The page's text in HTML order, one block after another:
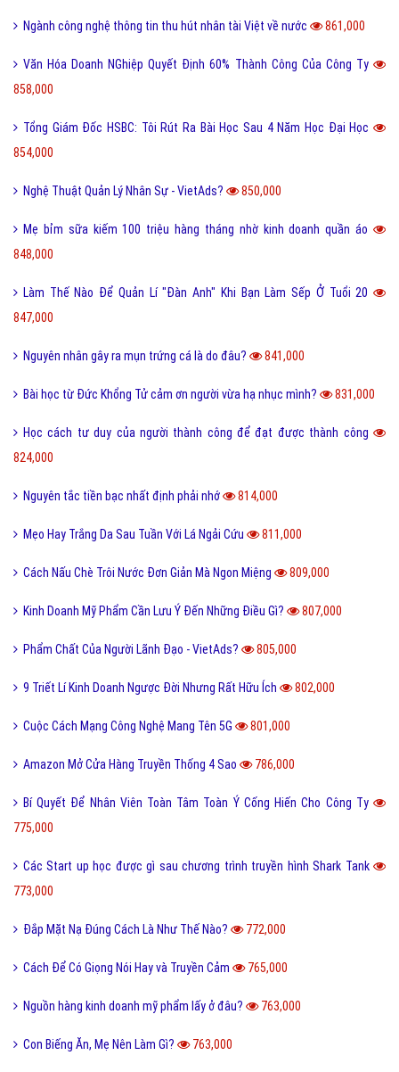
Ngành công nghệ thông tin thu hút nhân tài Việt về nước 861,000
Văn Hóa Doanh NGhiệp Quyết Định 60% Thành Công Của Công Ty
858,000
Tổng Giám Đốc HSBC: Tôi Rút Ra Bài Học Sau 4 Năm Học Đại Học
854,000
Nghệ Thuật Quản Lý Nhân Sự - VietAds? 850,000
Mẹ bỉm sữa kiếm 100 triệu hàng tháng nhờ kinh doanh quần áo
848,000
Làm Thế Nào Để Quản Lí "Đàn Anh" Khi Bạn Làm Sếp Ở Tuổi 20
847,000
Nguyên nhân gây ra mụn trứng cá là do đâu? 841,000
Bài học từ Đức Khổng Tử cảm ơn người vừa hạ nhục mình? 831,000
Học cách tư duy của người thành công để đạt được thành công
824,000
Nguyên tắc tiền bạc nhất định phải nhớ 814,000
Mẹo Hay Trắng Da Sau Tuần Với Lá Ngải Cứu 811,000
Cách Nấu Chè Trôi Nước Đơn Giản Mà Ngon Miệng 809,000
Kinh Doanh Mỹ Phẩm Cần Lưu Ý Đến Những Điều Gì? 807,000
Phẩm Chất Của Người Lãnh Đạo - VietAds? 805,000
9 Triết Lí Kinh Doanh Ngược Đời Nhưng Rất Hữu Ích 802,000
Cuộc Cách Mạng Công Nghệ Mang Tên 5G 801,000
Amazon Mở Cửa Hàng Truyền Thống 4 Sao 786,000
Bí Quyết Để Nhân Viên Toàn Tâm Toàn Ý Cống Hiến Cho Công Ty
775,000
Các Start up học được gì sau chương trình truyền hình Shark Tank
773,000
Đắp Mặt Nạ Đúng Cách Là Như Thế Nào? 772,000
Cách Để Có Giọng Nói Hay và Truyền Cảm 765,000
Nguồn hàng kinh doanh mỹ phẩm lấy ở đâu? 763,000
Con Biếng Ăn, Mẹ Nên Làm Gì? 763,000